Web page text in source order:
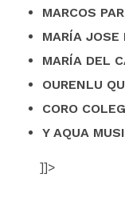
MARCOS
MARÍA JOSE
MARÍA DEL
OURENLU
CORO
Y AQUA
]]>